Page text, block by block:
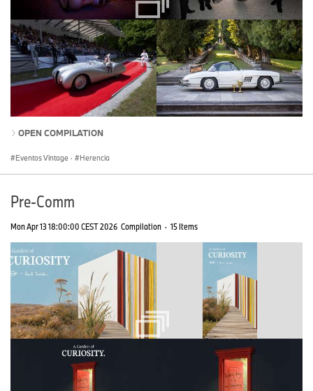
OPEN COMPILATION
Eventos Vintage · Herencia
Pre-Comm
Mon Apr 13 18:00:00 CEST 2026 Compilation · 15 Items